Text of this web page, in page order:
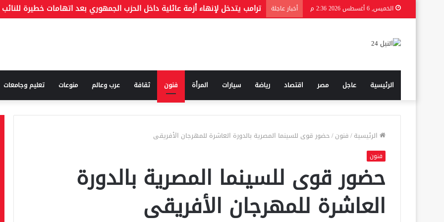
الخميس, 6 أغسطس 2026 2:36 م أخبار عاجلة
الرئيسية عاجل مصر اقتصاد رياضة سيارات المرأة فنون ثقافة عرب وعالم منوعات تعليم وجامعات
الرئيسية/فنون/حضور قوى للسينما المصرية بالدورة العاشرة للمهرجان الأفريقى
فنون
حضور قوى للسينما المصرية بالدورة
العاشرة للمهرجان الأفريقى